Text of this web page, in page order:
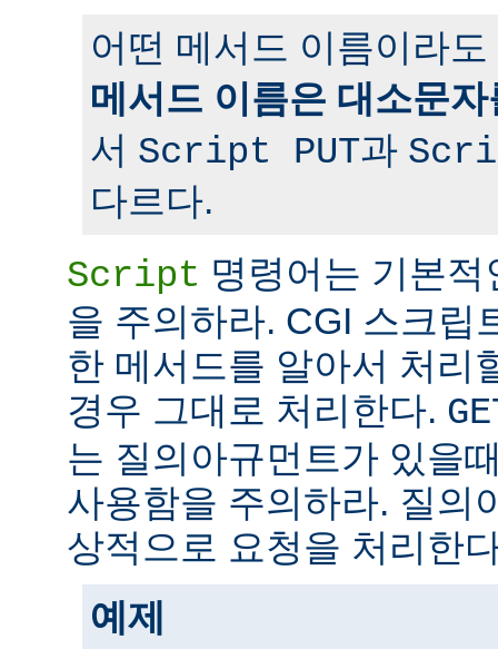
어떤 메서드 이름이라
메서드 이름은 대소문
서 Script PUT과
다르다.
Script 명령어는 기본
을 주의하라. CGI 스크립
한 메서드를 알아서 처리
경우 그대로 처리한다.
는 질의아규먼트가 있을
사용함을 주의하라. 질의
상적으로 요청을 처리한
예제